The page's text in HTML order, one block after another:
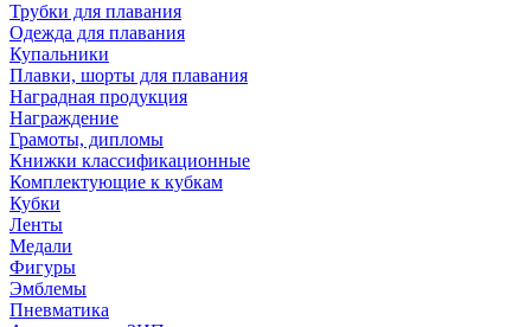
Трубки для плавания
Одежда для плавания
Купальники
Плавки, шорты для плавания
Наградная продукция
Награждение
Грамоты, дипломы
Книжки классификационные
Комплектующие к кубкам
Кубки
Ленты
Медали
Фигуры
Эмблемы
Пневматика